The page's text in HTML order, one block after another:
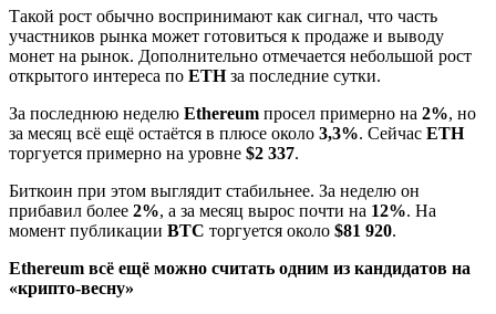
Такой рост обычно воспринимают как сигнал, что часть
участников рынка может готовиться к продаже и выводу
монет на рынок. Дополнительно отмечается небольшой рост
открытого интереса по ETHза последние сутки.
За последнюю неделю Ethereum просел примерно на 2%, но
за месяц всё ещё остаётся в плюсе около 3,3%. Сейчас ETH
торгуется примерно на уровне $2 337.
Биткоин при этом выглядит стабильнее. За неделю он
прибавил более 2%, а за месяц вырос почти на 12%. На
момент публикации BTC торгуется около $81 920.
Ethereum всё ещё можно считать одним из кандидатов на
«крипто-весну»